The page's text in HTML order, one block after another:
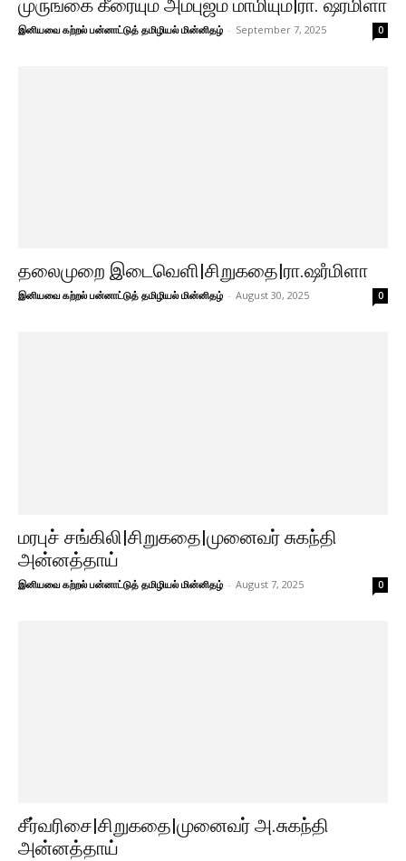
முருங்கை கீரையும் அம்புஜம் மாமியும்|ரா. ஷர்மிளா
இனியவை கற்றல் பன்னாட்டுத் தமிழியல் மின்னிதழ் - September 7, 2025 0
தலைமுறை இடைவெளி|சிறுகதை|ரா.ஷரஂமிளா
இனியவை கற்றல் பன்னாட்டுத் தமிழியல் மின்னிதழ் - August 30, 2025 0
மரபுச் சங்கிலி|சிறுகதை|முனைவர் சுகந்தி
அன்னத்தாய்
இனியவை கற்றல் பன்னாட்டுத் தமிழியல் மின்னிதழ் - August 7, 2025 0
சீர்வரிசை|சிறுகதை|முனைவர் அ.சுகந்தி
அன்னத்தாய்